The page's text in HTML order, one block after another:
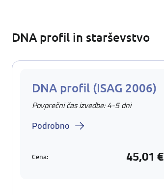
DNA profil in starševstvo
DNA profil (ISAG 2006)
Povprečni čas izvedbe: 4-5 dni
Podrobno
Cena: 45,01 €